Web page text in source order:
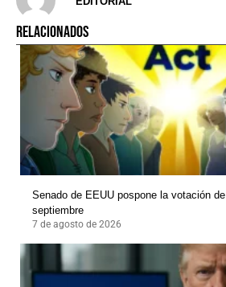
RELACIONADOS
Senado de EEUU pospone la votación
septiembre
7 de agosto de 2026